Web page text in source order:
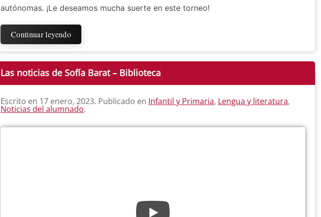
autónomas. ¡Le deseamos mucha suerte en este torneo!
Continuar leyendo
Las noticias de Sofía Barat – Biblioteca
Escrito en 17 enero, 2023. Publicado en Infantil y Primaria, Lengua y literatura,
Noticias del alumnado.